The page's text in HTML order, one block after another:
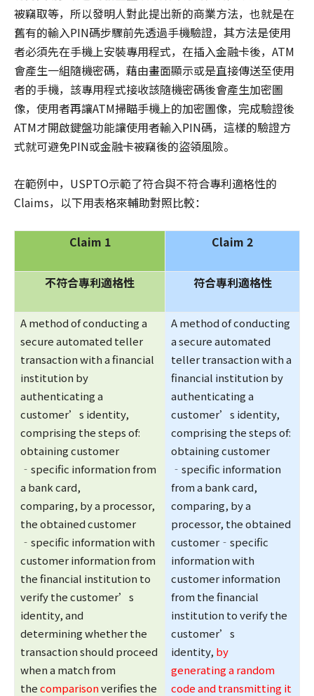
被竊取等，所以發明人對此提出新的商業方法，也就是在
舊有的輸入PIN碼步驟前先透過手機驗證，其方法是使用
者必須先在手機上安裝專用程式，在插入金融卡後，ATM
會產生一組隨機密碼，藉由畫面顯示或是直接傳送至使用
者的手機，該專用程式接收該隨機密碼後會產生加密圖
像，使用者再讓ATM掃瞄手機上的加密圖像，完成驗證後
ATM才開啟鍵盤功能讓使用者輸入PIN碼，這樣的驗證方
式就可避免PIN或金融卡被竊後的盜領風險。
在範例中，USPTO示範了符合與不符合專利適格性的
Claims，以下用表格來輔助對照比較：
Claim 1 Claim 2
不符合專利適格性 符合專利適格性
A method of conducting a
secure automated teller
transaction with a financial
institution by
authenticating a
customer’s identity,
comprising the steps of:
obtaining customer
‐specific information from
a bank card,
comparing, by a processor,
the obtained customer
‐specific information with
customer information from
the financial institution to
verify the customer’s
identity, and
determining whether the
transaction should proceed
when a match from
thecomparisonverifies the
A method of conducting
a secure automated
teller transaction with a
financial institution by
authenticating a
customer’s identity,
comprising the steps of:
obtaining customer
‐specific information
from a bank card,
comparing, by a
processor, the obtained
customer‐specific
information with
customer information
from the financial
institution to verify the
customer’s
identity, by
generating a random
code and transmitting it